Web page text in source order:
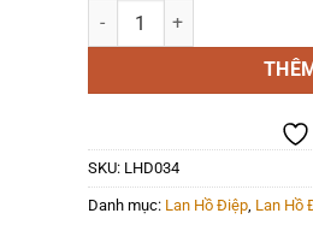
Lan Hồ Điệp - LHD034 số lượng
SKU: LHD034
Danh mục: Lan Hồ Điệp, Lan Hồ